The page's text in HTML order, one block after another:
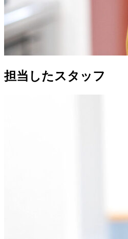
担当したスタッフ